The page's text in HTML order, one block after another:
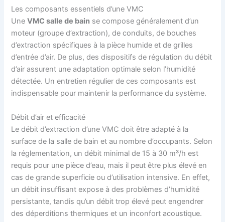
Les composants essentiels d’une VMC
UneVMC salle de bain se compose généralement d’un
moteur (groupe d’extraction), de conduits, de bouches
d’extraction spécifiques à la pièce humide et de grilles
d’entrée d’air. De plus, des dispositifs de régulation du débit
d’air assurent une adaptation optimale selon l’humidité
détectée. Un entretien régulier de ces composants est
indispensable pour maintenir la performance du système.
Débit d’air et efficacité
Le débit d’extraction d’une VMC doit être adapté à la
surface de la salle de bain et au nombre d’occupants. Selon
la réglementation, un débit minimal de 15 à 30 m³/h est
requis pour une pièce d’eau, mais il peut être plus élevé en
cas de grande superficie ou d’utilisation intensive. En effet,
un débit insuffisant expose à des problèmes d’humidité
persistante, tandis qu’un débit trop élevé peut engendrer
des déperditions thermiques et un inconfort acoustique.